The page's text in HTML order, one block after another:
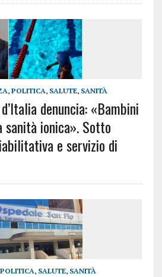
, POLITICA, SALUTE, SANITÀ
denuncia: «Bambini
ionica». Sotto
e servizio di
POLITICA, SALUTE, SANITÀ